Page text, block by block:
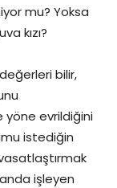
mu? Yoksa
kızı?
bilir,
evrildiğini
istediğin
işleyen